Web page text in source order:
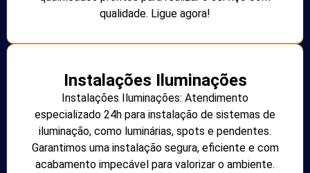
qualidade. Ligue agora!
Instalações Iluminações
Instalações Iluminações: Atendimento
especializado 24h para instalação de sistemas de
iluminação, como luminárias, spots e pendentes.
Garantimos uma instalação segura, eficiente e com
acabamento impecável para valorizar o ambiente.